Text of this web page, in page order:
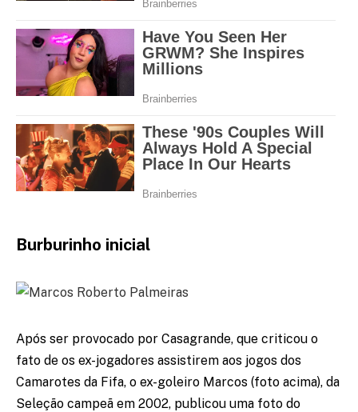
Burburinho inicial
Após ser provocado por Casagrande, que criticou o
fato de os ex-jogadores assistirem aos jogos dos
Camarotes da Fifa, o ex-goleiro Marcos (foto acima), da
Seleção campeã em 2002, publicou uma foto do